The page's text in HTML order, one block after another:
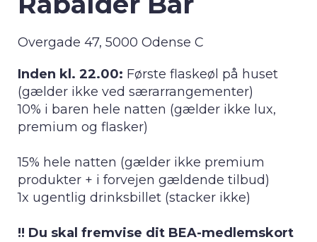
Overgade 47, 5000 Odense C
Inden kl. 22.00: Første flaskeøl på huset
(gælder ikke ved særarrangementer)
10% i baren hele natten (gælder ikke lux,
premium og flasker)
15% hele natten (gælder ikke premium
produkter + i forvejen gældende tilbud)
1x ugentlig drinksbillet (stacker ikke)
!! Du skal fremvise dit BEA-medlemskort